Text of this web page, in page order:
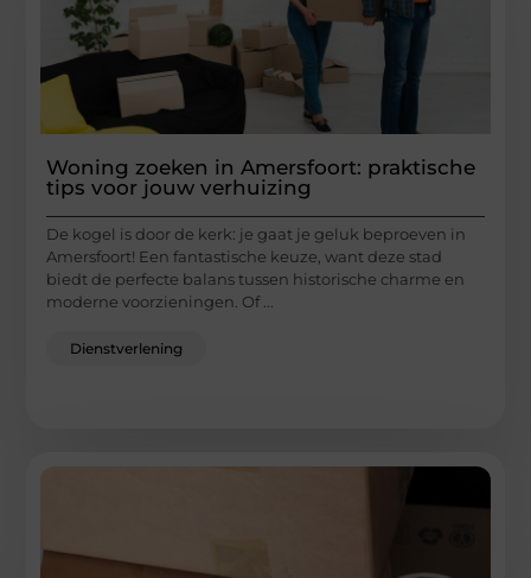
Woning zoeken in Amersfoort: praktische
tips voor jouw verhuizing
De kogel is door de kerk: je gaat je geluk beproeven in
Amersfoort! Een fantastische keuze, want deze stad
biedt de perfecte balans tussen historische charme en
moderne voorzieningen. Of ...
Dienstverlening